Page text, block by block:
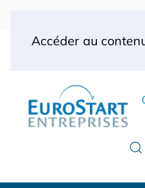
Accéder au